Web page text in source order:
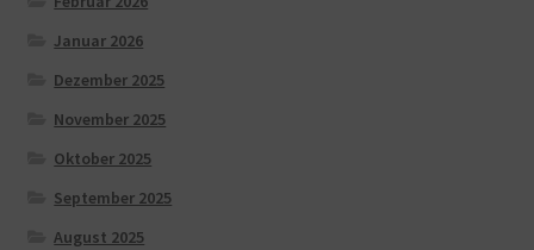
Januar 2026
Dezember 2025
November 2025
Oktober 2025
September 2025
August 2025